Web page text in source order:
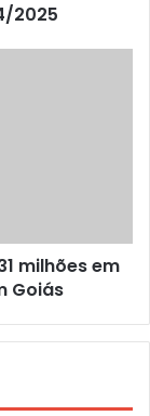
2025
milhões em
Goiás